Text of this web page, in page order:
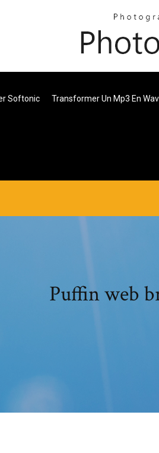
Softonic Transformer Un Mp3 En Wav
Puffin web